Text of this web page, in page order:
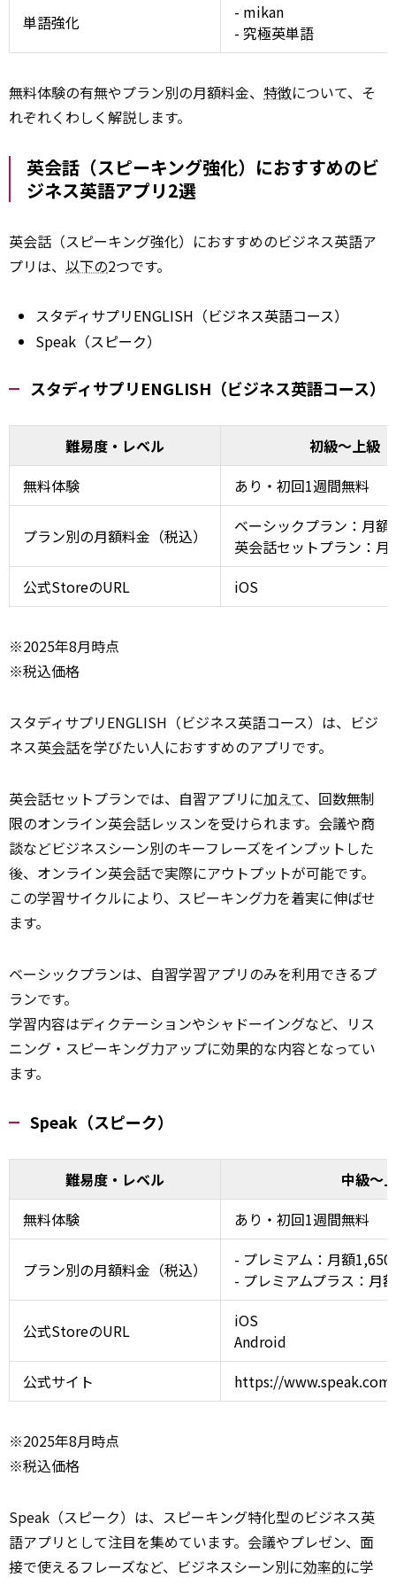
単語強化
- mikan
- 究極英単語
無料体験の有無やプラン別の月額料金、 特徴について、そ
れぞれくわしく解説します。
英会話（スピーキング強化）におすすめのビ
ジネス英語アプリ2選
英会話（スピーキング強化）におすすめのビジネス英語ア
プリは、 以下の2つです。
スタディサプリENGLISH（ビジネス英語コース）
Speak（スピーク）
スタディサプリENGLISH（ビジネス英語コース）
難易度・レベル
初級～上級
無料体験
あり・初回1週間無料
プラン別の月額料金（税込）
ベーシックプラン：月額
英会話セットプラン：月
公式StoreのURL
iOS
※2025年8月時点
※税込価格
スタディサプリENGLISH（ビジネス英語コース）は、ビジ
ネス英会話を学びたい人におすすめのアプリです。
英会話セットプランでは、自習アプリに加えて、回数無制
限のオンライン英会話レッスンを受けられます。会議や商
談などビジネスシーン別のキーフレーズをインプットした
後、オンライン英会話で実際にアウトプットが可能です。
この学習サイクルにより、スピーキング力を着実に伸ばせ
ます。
ベーシックプランは、自習学習アプリのみを利用できるプ
ランです。
学習内容はディクテーションやシャドーイングなど、リス
ニング・スピーキング力アップに効果的な内容となってい
ます。
Speak（スピーク）
難易度・レベル
中級～
無料体験
あり・初回1週間無料
プラン別の月額料金（税込）
- プレミアム：月額
- プレミアムプラス：月
公式StoreのURL
iOS
Android
公式サイト
https://
※2025年8月時点
※税込価格
Speak（スピーク）は、スピーキング特化型のビジネス英
語アプリとして注目を集めています。会議やプレゼン、面
接で使えるフレーズなど、ビジネスシーン別に効率的に学